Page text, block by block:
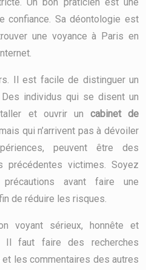
confiance. Sa déontologie est
une voyance à Paris en
Il est facile de distinguer un
Des individus qui se disent un
et ouvrir un cabinet de
qui n’arrivent pas à dévoiler
peuvent être des
précédentes victimes. Soyez
avant faire une
de réduire les risques.
voyant sérieux, honnête et
Il faut faire des recherches
les commentaires des autres